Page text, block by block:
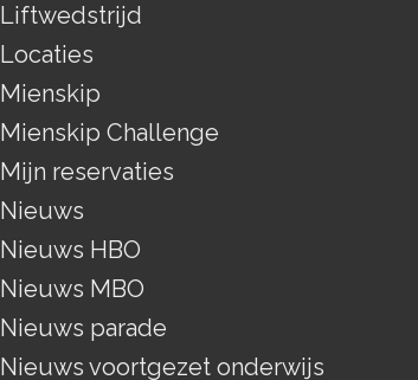
Liftwedstrijd
Locaties
Mienskip
Mienskip Challenge
Mijn reservaties
Nieuws
Nieuws HBO
Nieuws MBO
Nieuws parade
Nieuws voortgezet onderwijs